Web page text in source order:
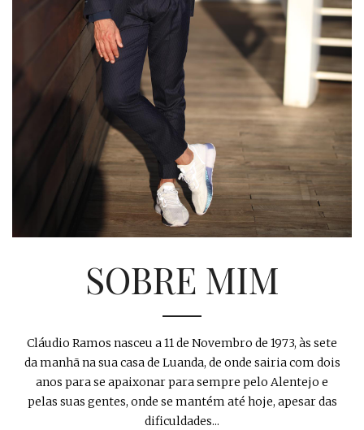
SOBRE MIM
Cláudio Ramos nasceu a 11 de Novembro de 1973, às sete
da manhã na sua casa de Luanda, de onde sairia com dois
anos para se apaixonar para sempre pelo Alentejo e
pelas suas gentes, onde se mantém até hoje, apesar das
dificuldades...